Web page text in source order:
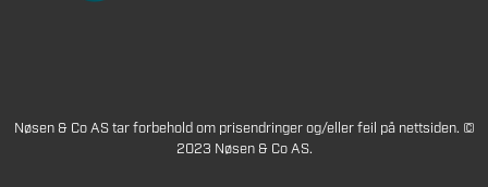
Nøsen & Co AS tar forbehold om prisendringer og/eller feil på nettsiden. ©
2023 Nøsen & Co AS.